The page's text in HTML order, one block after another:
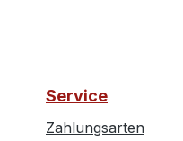
Service
Zahlungsarten